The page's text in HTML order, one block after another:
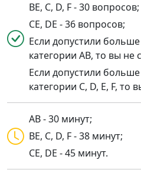
BE, C, D, F - 30 вопросов;
CE, DE - 36 вопросов;
Если допустили
категории AB, то вы не
Если допустили
категории C, D, E, F, то
AB - 30 минут;
BE, C, D, F - 38 минут;
CE, DE - 45 минут.